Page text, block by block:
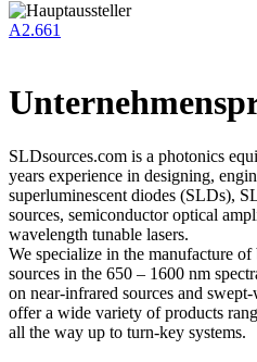
A2.661
SLDsources.com is a photonics
years experience in designing,
superluminescent diodes (SLDs),
sources, semiconductor optical
wavelength tunable lasers.
We specialize in the manufacture
sources in the 650 – 1600 nm
on near-infrared sources and
offer a wide variety of products
all the way up to turn-key systems.